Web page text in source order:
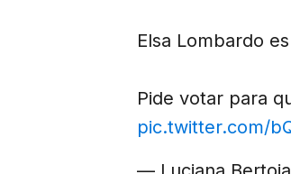
Elsa Lombardo
Pide votar para
pic.twitter.com/